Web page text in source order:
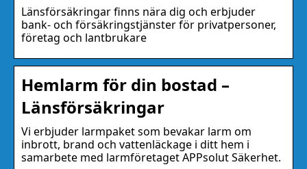
Länsförsäkringar finns nära dig och erbjuder
bank- och försäkringstjänster för privatpersoner,
företag och lantbrukare
Hemlarm för din bostad –
Länsförsäkringar
Vi erbjuder larmpaket som bevakar larm om
inbrott, brand och vattenläckage i ditt hem i
samarbete med larmföretaget APPsolut Säkerhet.